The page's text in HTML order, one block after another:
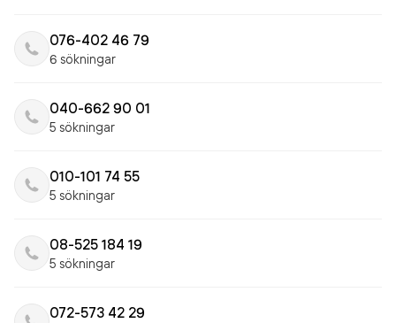
076-402 46 79
6 sökningar
040-662 90 01
5 sökningar
010-101 74 55
5 sökningar
08-525 184 19
5 sökningar
072-573 42 29